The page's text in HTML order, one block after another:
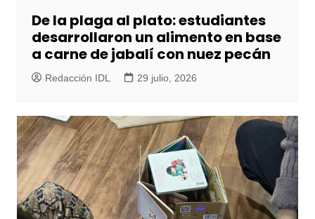
De la plaga al plato: estudiantes
desarrollaron un alimento en base
a carne de jabalí con nuez pecán
Redacción IDL 29 julio, 2026